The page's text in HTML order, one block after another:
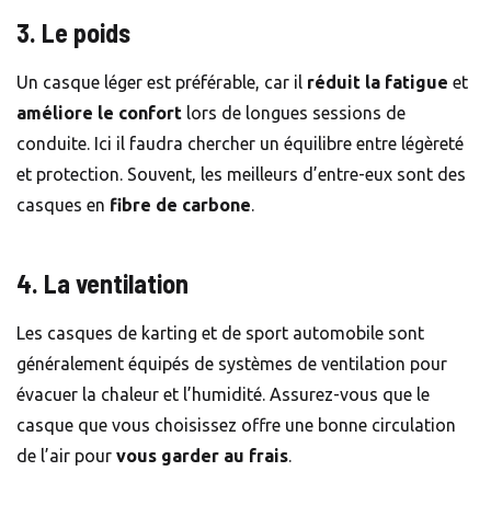
3. Le poids
Un casque léger est préférable, car il réduit la fatigue et
améliore le confort lors de longues sessions de
conduite. Ici il faudra chercher un équilibre entre légèreté
et protection. Souvent, les meilleurs d’entre-eux sont des
casques en fibre de carbone.
4. La ventilation
Les casques de karting et de sport automobile sont
généralement équipés de systèmes de ventilation pour
évacuer la chaleur et l’humidité. Assurez-vous que le
casque que vous choisissez offre une bonne circulation
de l’air pour vous garder au frais.